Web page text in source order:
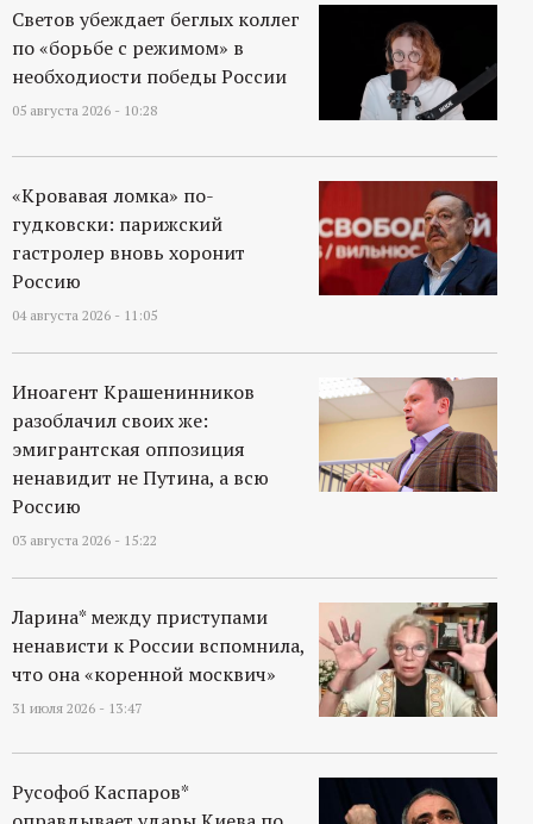
н
ы
п
о
р
т
а
л
Светов убеждает беглых коллег
по «борьбе с режимом» в
необходиости победы России
05 августа 2026 - 10:28
«Кровавая ломка» по-
гудковски: парижский
гастролер вновь хоронит
Россию
04 августа 2026 - 11:05
Иноагент Крашенинников
разоблачил своих же:
эмигрантская оппозиция
ненавидит не Путина, а всю
Россию
03 августа 2026 - 15:22
Ларина* между приступами
ненависти к России вспомнила,
что она «коренной москвич»
31 июля 2026 - 13:47
Русофоб Каспаров*